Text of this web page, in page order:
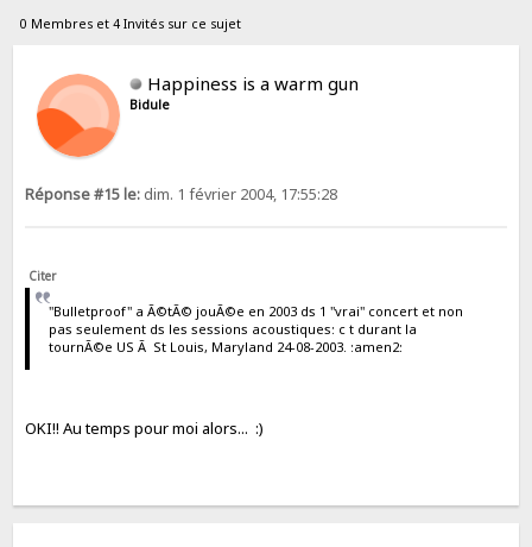
0 Membres et 4 Invités sur ce sujet
Happiness is a warm gun
Bidule
Réponse #15 le: dim. 1 février 2004, 17:55:28
Citer
"Bulletproof" a Ã©tÃ© jouÃ©e en 2003 ds 1 "vrai" concert et non
pas seulement ds les sessions acoustiques: c t durant la
tournÃ©e US Ã St Louis, Maryland 24-08-2003. :amen2:
OKI!! Au temps pour moi alors... :)